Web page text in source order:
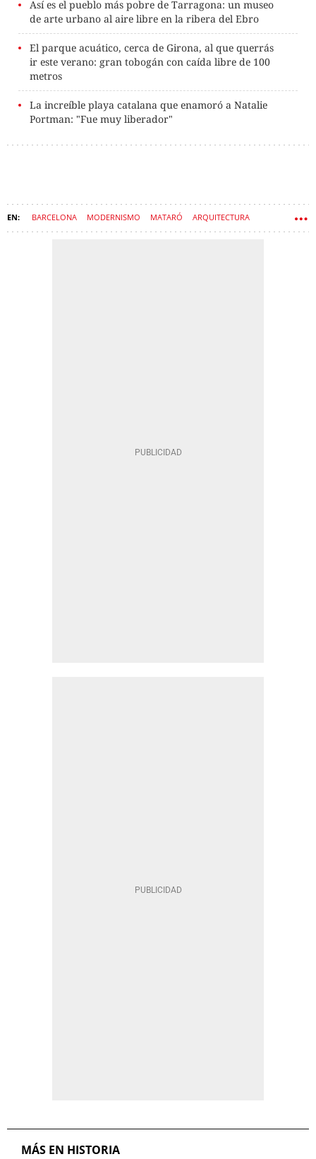
Así es el pueblo más pobre de Tarragona: un museo
de arte urbano al aire libre en la ribera del Ebro
El parque acuático, cerca de Girona, al que querrás
ir este verano: gran tobogán con caída libre de 100
metros
La increíble playa catalana que enamoró a Natalie
Portman: "Fue muy liberador"
BARCELONA MODERNISMO MATARÓ ARQUITECTURA
MÁS EN HISTORIA